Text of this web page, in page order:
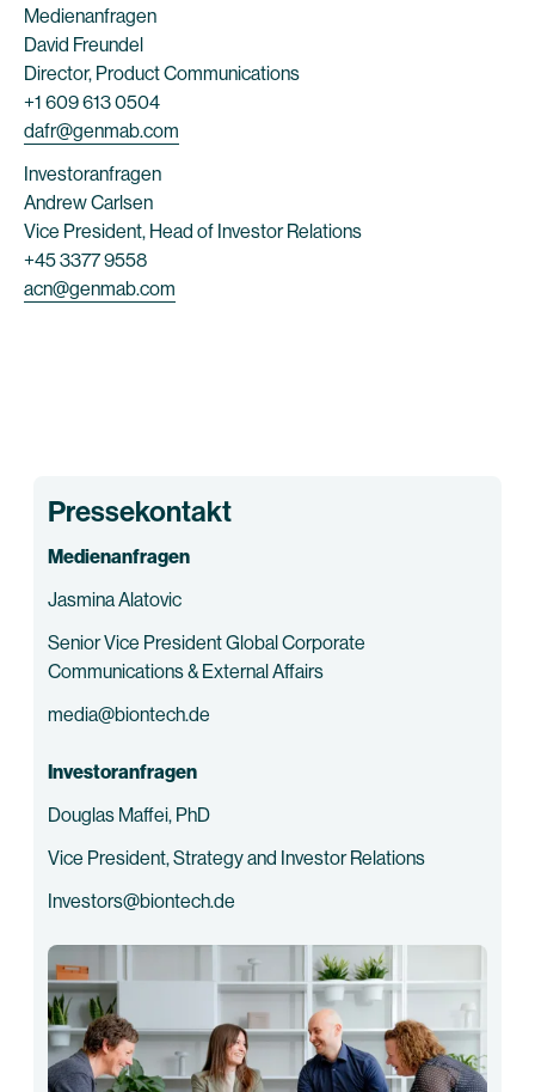
Medienanfragen
David Freundel
Director, Product Communications
+1 609 613 0504
dafr@genmab.com
Investoranfragen
Andrew Carlsen
Vice President, Head of Investor Relations
+45 3377 9558
acn@genmab.com
Pressekontakt
Medienanfragen
Jasmina Alatovic
Senior Vice President Global Corporate
Communications & External Affairs
media@biontech.de
Investoranfragen
Douglas Maffei, PhD
Vice President, Strategy and Investor Relations
Investors@biontech.de